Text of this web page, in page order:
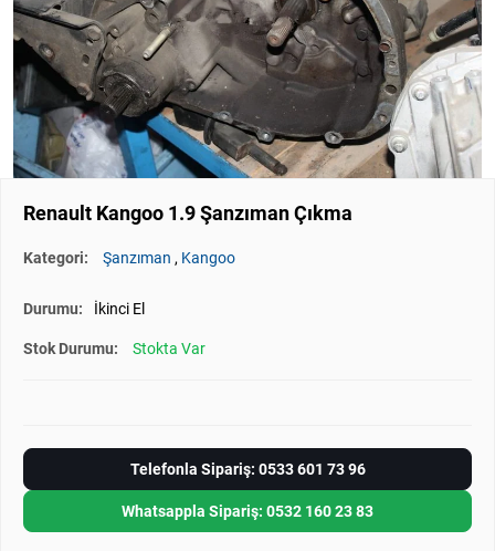
Renault Kangoo 1.9 Şanzıman Çıkma
Kategori: Şanzıman , Kangoo
Durumu: İkinci El
Stok Durumu: Stokta Var
Telefonla Sipariş: 0533 601 73 96
Whatsappla Sipariş: 0532 160 23 83